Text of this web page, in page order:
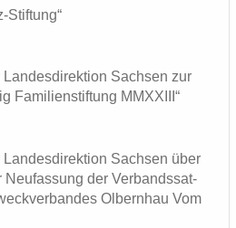
​Stiftung“
Sach­sen zur
Fa­mi­li­en­stif­tung MMXXIII“
Sach­sen über
Neu­fas­sung der Ver­bands­sat­
Ol­bern­hau Vom